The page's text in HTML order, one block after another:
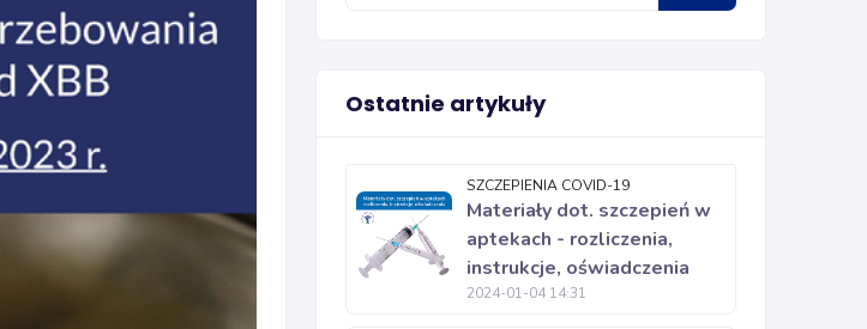
Ostatnie artykuły
SZCZEPIENIA COVID-19
Materiały dot. szczepień w
aptekach - rozliczenia,
instrukcje, oświadczenia
2024-01-04 14:31